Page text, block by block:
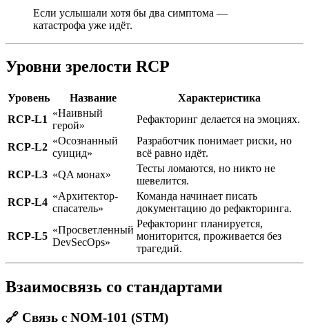
Если услышали хотя бы два симптома —
катастрофа уже идёт.
Уровни зрелости RCP
Уровень Название
Характеристика
RCP-L1
«Наивный
герой»
Рефакторинг делается на эмоциях.
RCP-L2
«Осознанный
суицид»
Разработчик понимает риски, но
всё равно идёт.
RCP-L3 «QA монах»
Тесты ломаются, но никто не
шевелится.
RCP-L4
«Архитектор-
спасатель»
Команда начинает писать
документацию до рефакторинга.
RCP-L5
«Просветленный
DevSecOps»
Рефакторинг планируется,
мониторится, проживается без
трагедий.
Взаимосвязь со стандартами
🔗 Связь с NOM-101 (STM)